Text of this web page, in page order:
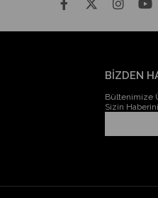
BİZDEN
Bültenimize
Sizin